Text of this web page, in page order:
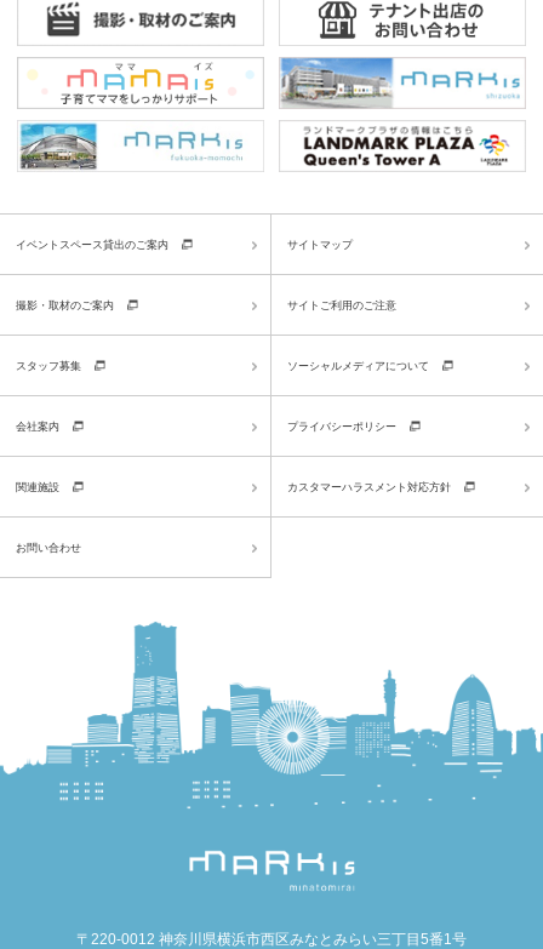
イベントスペース貸出のご案内
撮影・取材のご案内
スタッフ募集
会社案内
関連施設
お問い合わせ
サイトマップ
サイトご利用のご注意
ソーシャルメディアについて
プライバシーポリシー
カスタマーハラスメント対応方針
〒220-0012 神奈川県横浜市西区みなとみらい三丁目5番1号